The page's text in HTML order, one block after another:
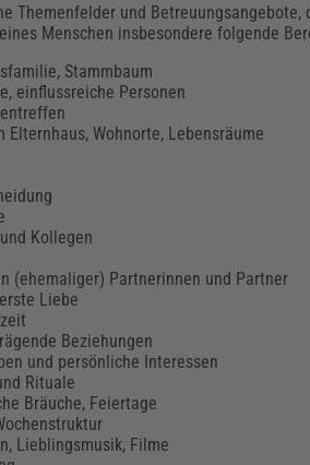
Themenfelder und
Menschen insbesondere folgende
Stammbaum
einflussreiche Personen
Elternhaus, Wohnorte, Lebensräume
Kollegen
(ehemaliger) Partnerinnen und Partner
Liebe
Beziehungen
und persönliche Interessen
Rituale
Bräuche, Feiertage
Lieblingsmusik, Filme